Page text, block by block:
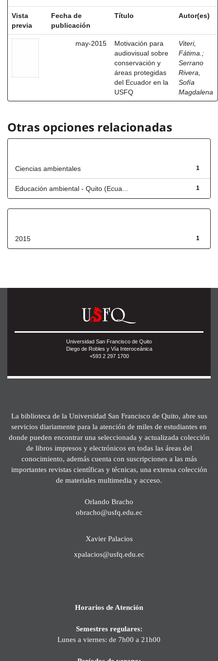
Vista
previa
Fecha de
publicación
Título Autor(es)
may-2015
Motivación para
audiovisual sobre
conservación y
áreas protegidas
del Ecuador en la
USFQ
Viteri,
Fátima. ;
Serrano
Rivera,
Sofía
Magdalena
Otras opciones relacionadas
1
Ciencias ambientales
1
Educación ambiental - Quito (Ecua...
1
2015
Universidad San Francisco de Quito
Diego de Robles y Vía Interoceánica
+593 2 297 1700
La biblioteca de la Universidad San Francisco de Quito, abre sus
servicios diariamente para la atención de miles de estudiantes en
donde pueden encontrar una seleccionada y actualizada colección
de libros impresos y electrónicos en todas las áreas del
conocimiento, además cuenta con suscripciones a las más
importantes revistas científicas y técnicas, una extensa colección
de materiales multimedia y acceso.
Orlando Bracho
obracho@usfq.edu.ec
Xavier Palacios
xpalacios@usfq.edu.ec
Horarios de Atención
Semestres regulares:
Lunes a viernes: de 7h00 a 21h00